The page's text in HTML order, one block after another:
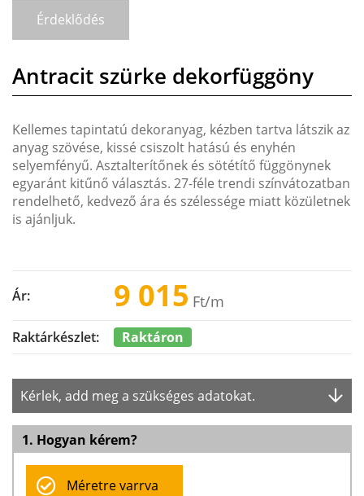
Érdeklődés
Antracit szürke dekorfüggöny
Kellemes tapintatú dekoranyag, kézben tartva látszik az
anyag szövése, kissé csiszolt hatású és enyhén
selyemfényű. Asztalterítőnek és sötétítő függönynek
egyaránt kitűnő választás. 27-féle trendi színvátozatban
rendelhető, kedvező ára és szélessége miatt közületnek
is ajánljuk.
Ár: 9 015 Ft/m
Raktárkészlet: Raktáron
Kérlek, add meg a szükséges adatokat.
1. Hogyan kérem?
Méretre varrva